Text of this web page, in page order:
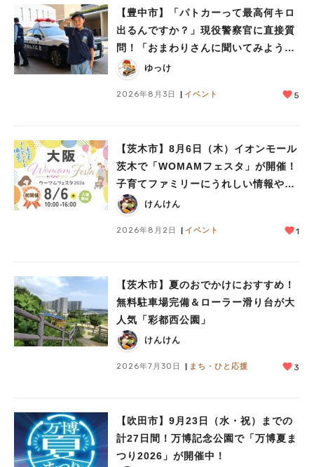
【豊中市】「パトカーって最高何キロ
出るんですか？」現役警察官に直接質
問！「おまわりさんに聞いてみよう」
に参加しました
ゆっけ
2026年8月3日 イベント 5
【茨木市】8月6日（木）イオンモール
茨木で「WOMAMフェスタ」が開催！
子育てファミリーにうれしい情報やプ
レゼントがいっぱい♪
けんけん
2026年8月2日 イベント 1
【茨木市】夏のおでかけにおすすめ！
無料駐車場完備＆ローラー滑り台が大
人気「彩都西公園」
けんけん
2026年7月30日 まち・ひと応援 3
【吹田市】9月23日（水・祝）までの
計27日間！万博記念公園で「万博夏ま
つり2026」が開催中！
#今週どこいく？#自然とふれあう #ランチ
#教えたい／教えて投稿記事
#あなたはどっち？